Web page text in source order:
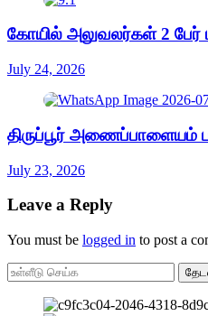
கோயில் அலுவலர்கள் 2 பேர்
July 24, 2026
திருப்பூர் அணைப்பாளையம்
July 23, 2026
Leave a Reply
You must be logged in to post a